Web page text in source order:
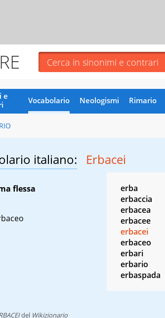
e
Vocabolario Neologismi Rimario
italiano: Erbacei
flessa
erba
erbaccia
erbacea
erbacee
erbacei
erbaceo
erbari
erbario
erbaspada
del Wikizionario